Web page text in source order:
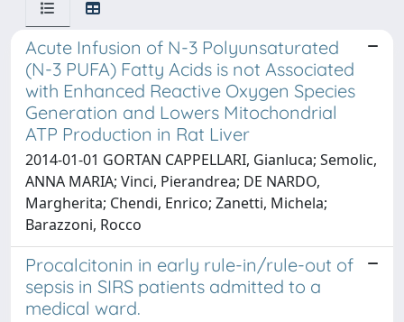
Acute Infusion of N-3 Polyunsaturated
(N-3 PUFA) Fatty Acids is not Associated
with Enhanced Reactive Oxygen Species
Generation and Lowers Mitochondrial
ATP Production in Rat Liver
2014-01-01 GORTAN CAPPELLARI, Gianluca; Semolic,
ANNA MARIA; Vinci, Pierandrea; DE NARDO,
Margherita; Chendi, Enrico; Zanetti, Michela;
Barazzoni, Rocco
Procalcitonin in early rule-in/rule-out of
sepsis in SIRS patients admitted to a
medical ward.